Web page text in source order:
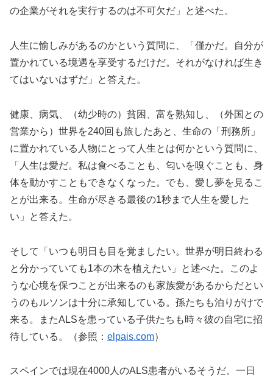
の企業がそれを実行するのは不可欠だ」と述べた。
人生に愉しみがあるのかという質問に、「僅かだ。自分が
置かれている境遇を享受するだけだ。それがなければ生き
てはいないはずだ」と答えた。
健康、病気、（幼少時の）貧困、富を熟知し、（外国との
営業から）世界を240回も旅したあと、生命の「刑務所」
に置かれている人物にとって人生とは何かという質問に、
「人生は愛だ。私は食べることも、匂いを嗅ぐことも、身
体を動かすこともできなくなった。でも、愛し夢を見るこ
とが出来る。生命が尽きる最後の1秒まで人生を愛した
い」と答えた。
そして「いつも明日も目を覚ましたい。世界が明日終わる
と分かっていても1本の木を植えたい」と述べた。このよ
うな心境を保つことが出来るのも家族愛があるからだとい
うのもルソンは十分に承知している。孫たちも泊りがけで
来る。またALSを患っている子供たちも時々彼の自宅に招
待している。（参照： elpais.com）
スペインでは現在4000人のALS患者がいるそうだ。一日